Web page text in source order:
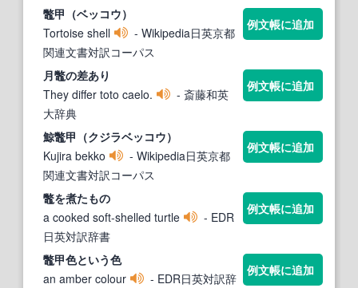
鼈甲（ベッコウ）
Tortoise shell
- Wikipedia日英京都
関連文書対訳コーパス
例文帳に追加
月鼈の差あり
They differ toto caelo.
- 斎藤和英
大辞典
例文帳に追加
鯨鼈甲（クジラベッコウ）
Kujira bekko
- Wikipedia日英京都
関連文書対訳コーパス
例文帳に追加
鼈を煮たもの
a cooked soft-shelled turtle
- EDR
日英対訳辞書
例文帳に追加
鼈甲色という色
an amber colour
- EDR日英対訳辞
例文帳に追加